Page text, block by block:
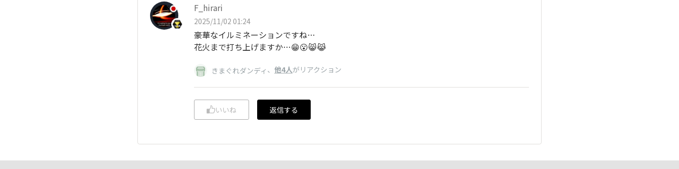
F_hirari
2025/11/02 01:24
豪華なイルミネーションですね…
花火まで打ち上げますか…😁😮😸😹
きまぐれダンディ 、 他4人がリアクション
いいね 返信する